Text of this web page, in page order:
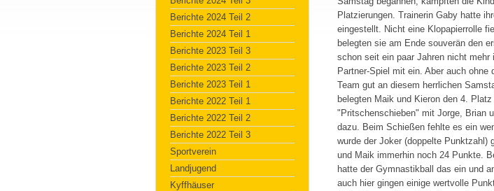
Berichte 2024 Teil 2
Berichte 2024 Teil 1
Berichte 2023 Teil 3
Berichte 2023 Teil 2
Berichte 2023 Teil 1
Berichte 2022 Teil 1
Berichte 2022 Teil 2
Berichte 2022 Teil 3
Sportverein
Landjugend
Kyffhäuser
Platzierungen. Trainerin Gaby hatte
eingestellt. Nicht eine Klopapierrolle
belegten sie am Ende souverän den
schon seit ein paar Jahren nicht mehr
Partner-Spiel mit ein. Aber auch
Team gut an diesem herrlichen
belegten Maik und Kieron den 4.
"Pritschenschieben" mit Jorge, Brian
dazu. Beim Schießen fehlte es ein
wurde der Joker (doppelte Punktzahl)
und Maik immerhin noch 24 Punkte.
hatte der Gymnastikball das ein und
auch hier gingen einige wertvolle